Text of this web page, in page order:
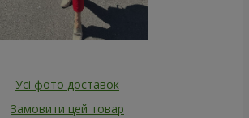
Усі фото доставок
Замовити цей товар